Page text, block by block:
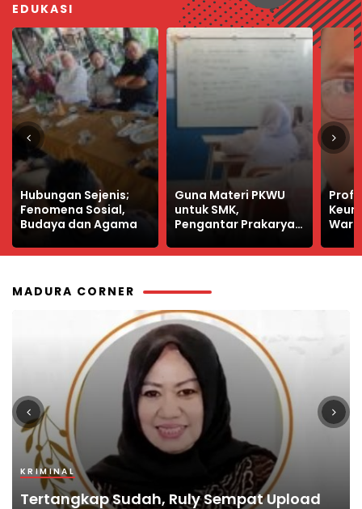
EDUKASI
Guna Materi PKWU
untuk SMK,
Pengantar Prakarya
Kelas XI
Profesi Luar Biasa, Ini
Keuntungan Jadi
Wartawan Banyak
MADURA CORNER
KRIMINAL
Tertangkap Sudah, Ruly Sempat Upload
KRIMINAL
Terungkap, Autopsi ASN Bangkalan
PENDIDIKAN
Bangkalan Terbitkan Pedoman Pelayanan
TOKOH
POJOK MADURA